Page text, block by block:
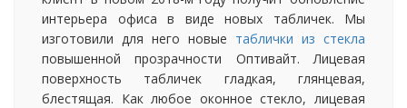
интерьера офиса в виде новых табличек. Мы
изготовили для него новые таблички из стекла
повышенной прозрачности Оптивайт. Лицевая
поверхность табличек гладкая, глянцевая,
блестящая. Как любое оконное стекло, лицевая